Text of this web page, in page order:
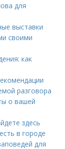
для
выставки
своими
как
разговора
о вашей
здесь
в городе
для